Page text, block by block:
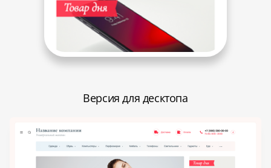
Версия для десктопа